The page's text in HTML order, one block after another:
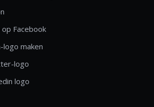
Facebook
logo maken
logo
logo